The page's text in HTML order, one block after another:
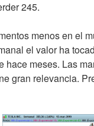
245.
menos en el
el valor ha
meses. Las
gran relevancia.